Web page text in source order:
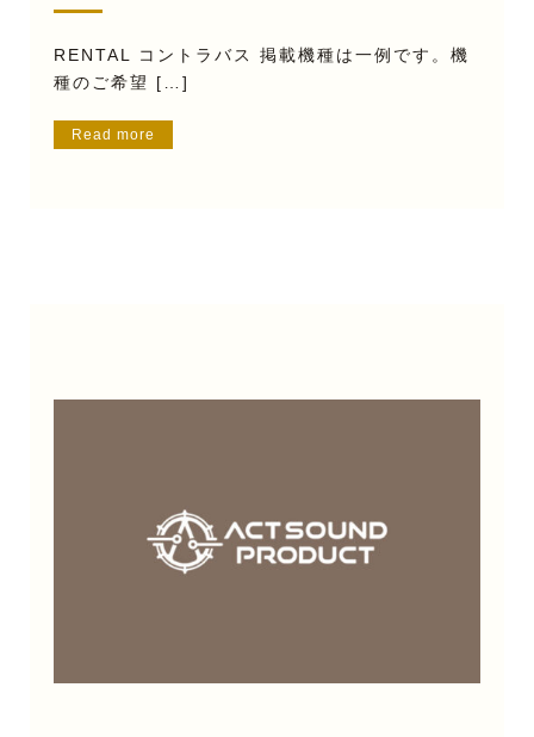
RENTAL コントラバス 掲載機種は一例です。機
種のご希望 […]
Read more